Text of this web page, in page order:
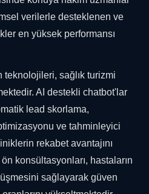
verilerle desteklenen ve
en yüksek performansı
sağlık turizmi
AI destekli chatbot'lar
lead skorlama,
ve tahminleyici
rekabet avantajını
konsültasyonları, hastaların
sağlayarak güven